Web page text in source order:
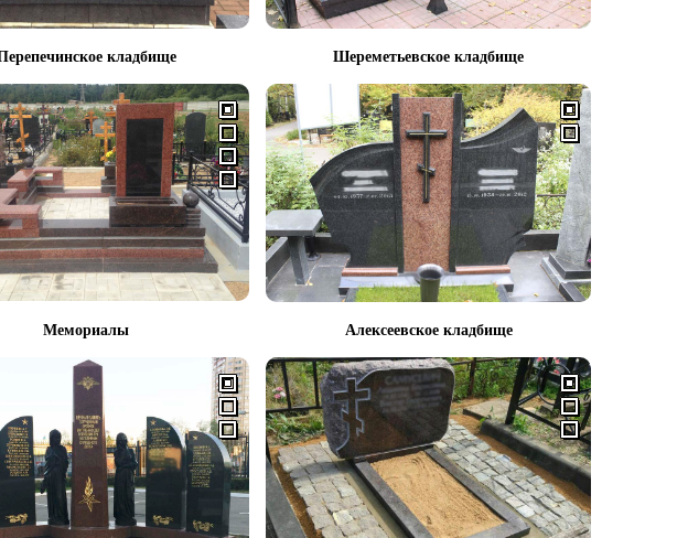
кладбище Шереметьевское кладбище
Мемориалы Алексеевское кладбище